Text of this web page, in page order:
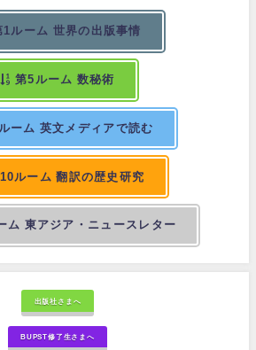
1ルーム 世界の出版事情
第5ルーム 数秘術
ーム 英文メディアで読む
ルーム 翻訳の歴史研究
ム 東アジア・ニュースレター
出版社さまへ
BUPST修了生さまへ